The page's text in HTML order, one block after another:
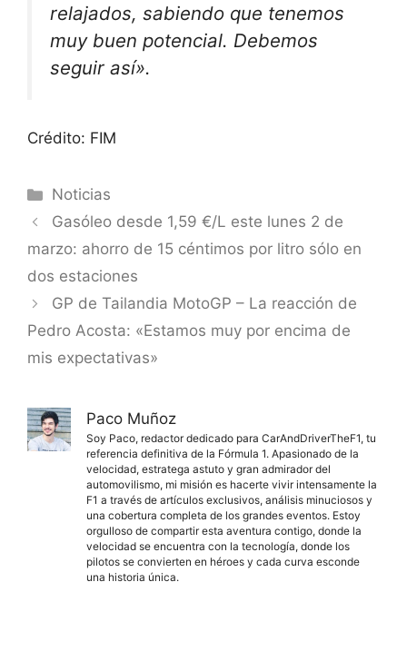
relajados, sabiendo que tenemos
muy buen potencial. Debemos
seguir así».
Crédito: FIM
Categorías
Noticias
Gasóleo desde 1,59 €/L este lunes 2 de
marzo: ahorro de 15 céntimos por litro sólo en
dos estaciones
GP de Tailandia MotoGP – La reacción de
Pedro Acosta: «Estamos muy por encima de
mis expectativas»
Paco Muñoz
Soy Paco, redactor dedicado para CarAndDriverTheF1, tu
referencia definitiva de la Fórmula 1. Apasionado de la
velocidad, estratega astuto y gran admirador del
automovilismo, mi misión es hacerte vivir intensamente la
F1 a través de artículos exclusivos, análisis minuciosos y
una cobertura completa de los grandes eventos. Estoy
orgulloso de compartir esta aventura contigo, donde la
velocidad se encuentra con la tecnología, donde los
pilotos se convierten en héroes y cada curva esconde
una historia única.